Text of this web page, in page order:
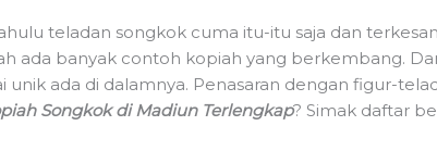
teladan songkok cuma itu-itu saja dan
ada banyak contoh kopiah yang berkembang.
unik ada di dalamnya. Penasaran dengan figur-
Songkok di Madiun Terlengkap? Simak daftar